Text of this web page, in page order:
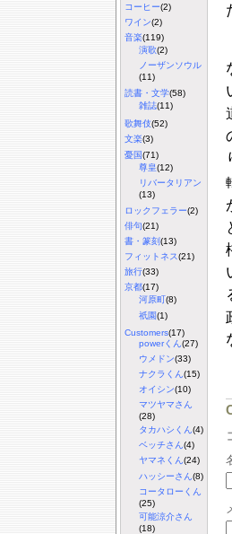
コーヒー(2)
ワイン(2)
音楽(119)
演歌(2)
ノーザンソウル
(11)
読書・文学(58)
雑誌(11)
歌舞伎(52)
文楽(3)
憂国(71)
尊皇(12)
リバータリアン
(13)
ロックフェラー(2)
俳句(21)
書・篆刻(13)
フィットネス(21)
旅行(33)
京都(17)
河原町 (8)
祇園(1)
Customers(17)
powerくん (27)
ウメドン(33)
ナクラくん (15)
オイシン(10)
マツヤマさん
(28)
タカハシくん(4)
ベッチさん(4)
ヤマネくん(24)
ハッシーさん (8)
コータローくん
(25)
可能涼介さん
(18)